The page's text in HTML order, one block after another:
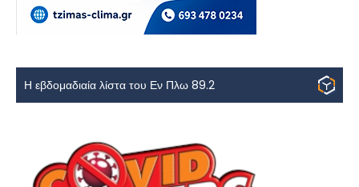
Η εβδομαδιαία λίστα του Εν Πλω 89.2